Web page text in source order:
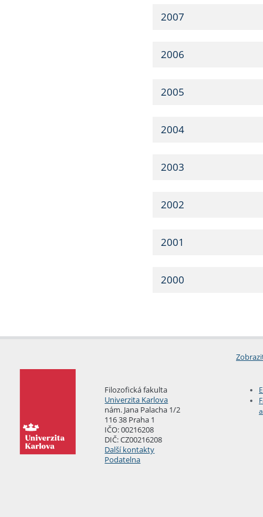
2007
2006
2005
2004
2003
2002
2001
2000
Filozofická fakulta
Univerzita Karlova
nám. Jana Palacha 1/2
116 38 Praha 1
IČO: 00216208
DIČ: CZ00216208
Další kontakty
Podatelna